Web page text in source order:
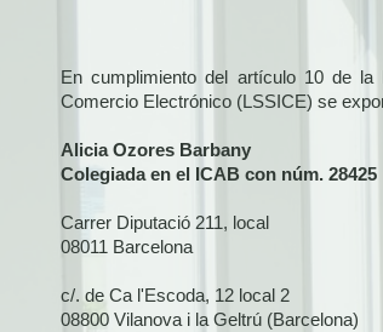
En cumplimiento del artículo 10 de
Comercio Electrónico (LSSICE) se
Alicia Ozores Barbany
Colegiada en el ICAB con núm. 28425
Carrer Diputació 211, local
08011 Barcelona
c/. de Ca l'Escoda, 12 local 2
08800 Vilanova i la Geltrú (Barcelona)